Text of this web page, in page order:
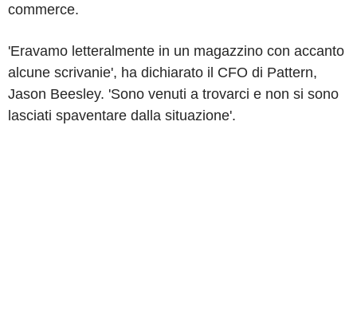
commerce.
'Eravamo letteralmente in un magazzino con accanto
alcune scrivanie', ha dichiarato il CFO di Pattern,
Jason Beesley. 'Sono venuti a trovarci e non si sono
lasciati spaventare dalla situazione'.